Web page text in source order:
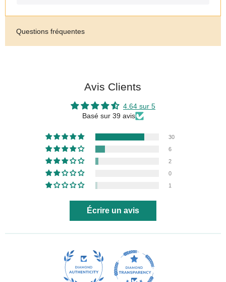
Questions fréquentes
Avis Clients
4.64 sur 5
Basé sur 39 avis
30
6
2
0
1
Écrire un avis